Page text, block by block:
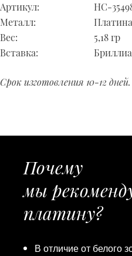
Артикул:
НС-
Металл:
Вес:
5,18 гр
Вставка:
Срок изготовления 10-12 дней.
Почему
мы
платину?
В отличие от белого